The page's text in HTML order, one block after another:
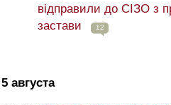
відправили до СІЗО з
застави
12
5 августа